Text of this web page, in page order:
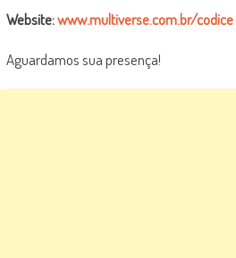
Website:www.multiverse.com.br/codice
Aguardamos sua presença!